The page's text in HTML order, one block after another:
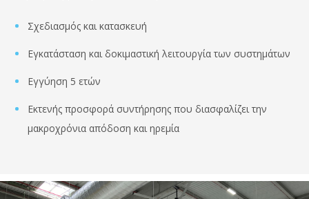
Σχεδιασμός και κατασκευή
Εγκατάσταση και δοκιμαστική λειτουργία των συστημάτων
Εγγύηση 5 ετών
Εκτενής προσφορά συντήρησης που διασφαλίζει την
μακροχρόνια απόδοση και ηρεμία